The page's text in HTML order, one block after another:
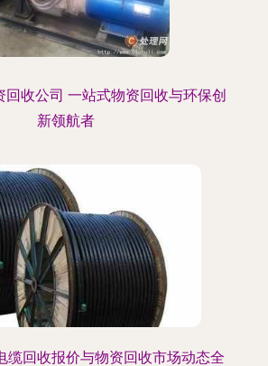
回收公司 一站式物资回收与环保创
新领航者
缆回收报价与物资回收市场动态全